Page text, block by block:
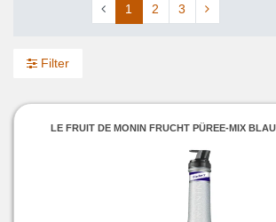
1 2 3
Filter
LE FRUIT DE MONIN FRUCHT PÜREE-MIX